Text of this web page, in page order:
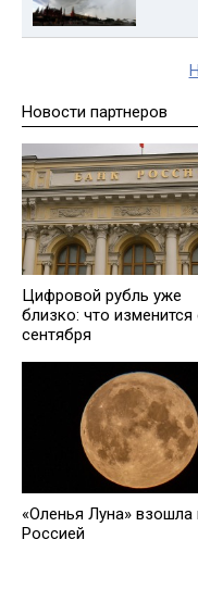
Новости партнеров
Цифровой рубль уже
близко: что изменится
сентября
«Оленья Луна» взошла
Россией